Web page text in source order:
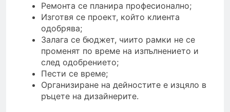
Ремонта се планира професионално;
Изготвя се проект, който клиента
одобрява;
Залага се бюджет, чиито рамки не се
променят по време на изпълнението и
след одобрението;
Пести се време;
Организиране на дейностите е изцяло в
ръцете на дизайнерите.